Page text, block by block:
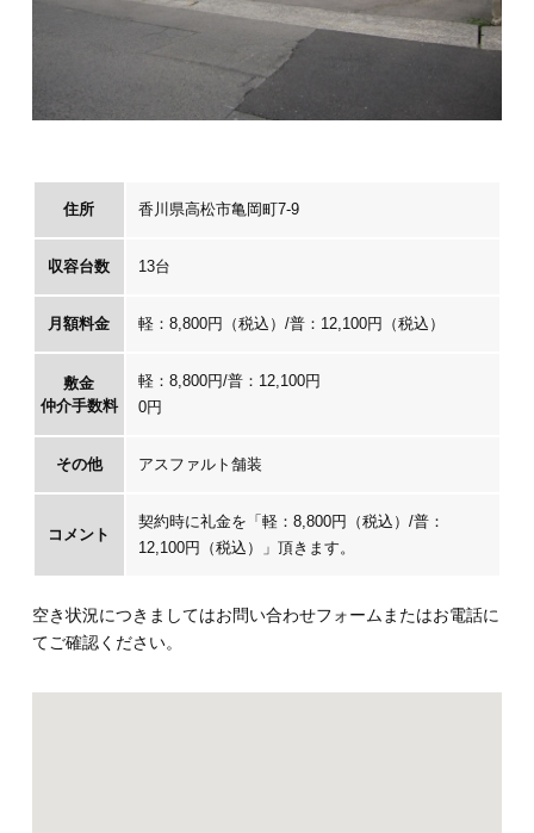
住所 香川県高松市亀岡町7-9
収容台数 13台
月額料金 軽：8,800円（税込）/普：12,100円（税込）
敷金
仲介手数料
軽：8,800円/普：12,100円
0円
その他 アスファルト舗装
コメント
契約時に礼金を「軽：8,800円（税込）/普：
12,100円（税込）」頂きます。
空き状況につきましてはお問い合わせフォームまたはお電話に
てご確認ください。